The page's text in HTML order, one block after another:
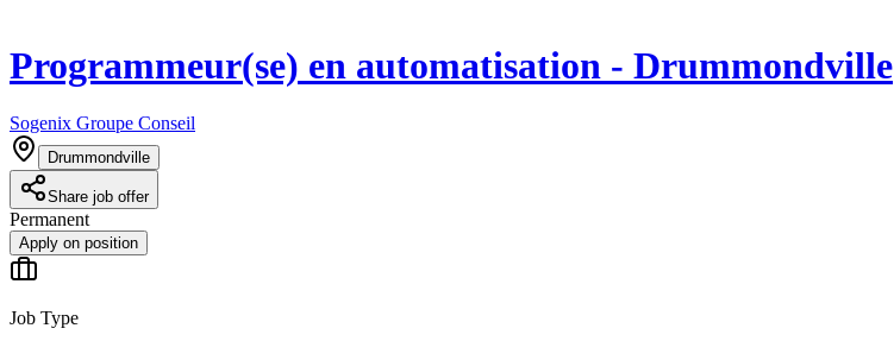
Programmeur(se) en automatisation - Drummondville
Sogenix Groupe Conseil
Drummondville
Share job offer
Permanent
Apply on position
Job Type